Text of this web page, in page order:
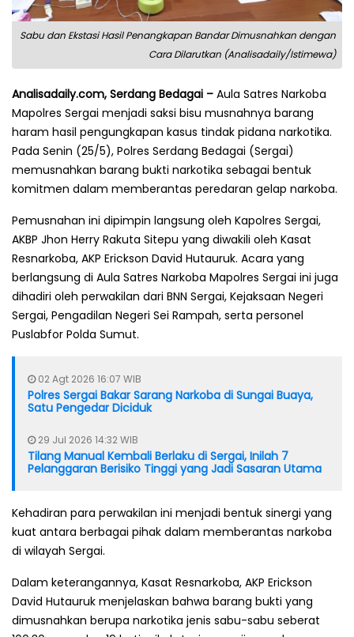
Sabu dan Ekstasi Hasil Penangkapan Bandar Dimusnahkan dengan
Cara Dilarutkan (Analisadaily/Istimewa)
Analisadaily.com, Serdang Bedagai – Aula Satres Narkoba
Mapolres Sergai menjadi saksi bisu musnahnya barang
haram hasil pengungkapan kasus tindak pidana narkotika.
Pada Senin (25/5), Polres Serdang Bedagai (Sergai)
memusnahkan barang bukti narkotika sebagai bentuk
komitmen dalam memberantas peredaran gelap narkoba.
Pemusnahan ini dipimpin langsung oleh Kapolres Sergai,
AKBP Jhon Herry Rakuta Sitepu yang diwakili oleh Kasat
Resnarkoba, AKP Erickson David Hutauruk. Acara yang
berlangsung di Aula Satres Narkoba Mapolres Sergai ini juga
dihadiri oleh perwakilan dari BNN Sergai, Kejaksaan Negeri
Sergai, Pengadilan Negeri Sei Rampah, serta personel
Puslabfor Polda Sumut.
02 Agt 2026 16:07 WIB
Polres Sergai Bakar Sarang Narkoba di Sungai Buaya,
Satu Pengedar Diciduk
29 Jul 2026 14:32 WIB
Tilang Manual Kembali Berlaku di Sergai, Inilah 7
Pelanggaran Berisiko Tinggi yang Jadi Sasaran Utama
Kehadiran para perwakilan ini menjadi bentuk sinergi yang
kuat antara berbagai pihak dalam memberantas narkoba
di wilayah Sergai.
Dalam keterangannya, Kasat Resnarkoba, AKP Erickson
David Hutauruk menjelaskan bahwa barang bukti yang
dimusnahkan berupa narkotika jenis sabu-sabu seberat